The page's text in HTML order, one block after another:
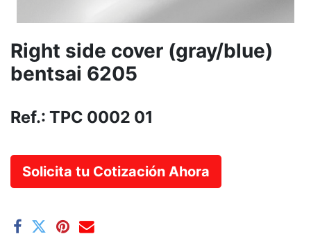
Right side cover (gray/blue)
bentsai 6205
Ref.: TPC 0002 01
Solicita tu Cotización Ahora